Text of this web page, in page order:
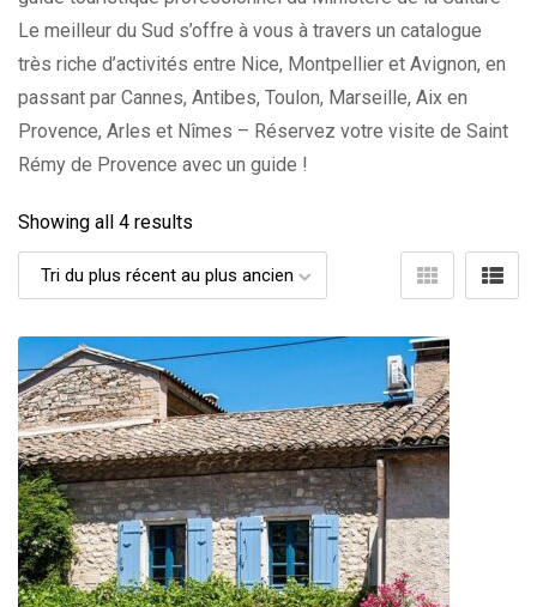
Le meilleur du Sud s’offre à vous à travers un catalogue
très riche d’activités entre Nice, Montpellier et Avignon, en
passant par Cannes, Antibes, Toulon, Marseille, Aix en
Provence, Arles et Nîmes – Réservez votre visite de Saint
Rémy de Provence avec un guide !
Showing all 4 results